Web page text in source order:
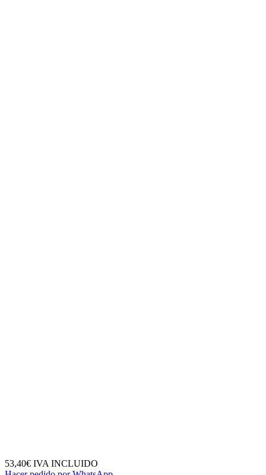
53,40€ IVA INCLUIDO